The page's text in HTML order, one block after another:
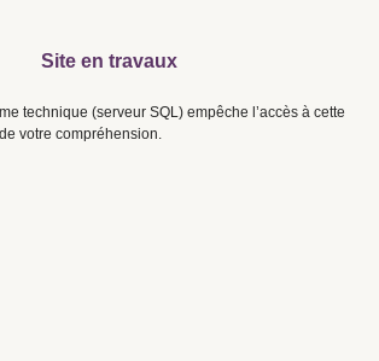
Site en travaux
technique (serveur SQL) empêche l’accès à cette
votre compréhension.